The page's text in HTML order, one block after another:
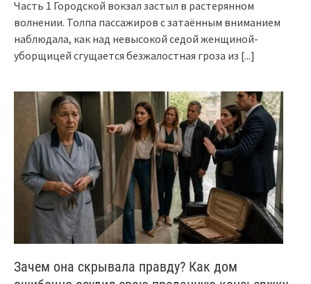
Часть 1 Городской вокзал застыл в растерянном
волнении. Толпа пассажиров с затаённым вниманием
наблюдала, как над невысокой седой женщиной-
уборщицей сгущается безжалостная гроза из [...]
Зачем она скрывала правду? Как дом